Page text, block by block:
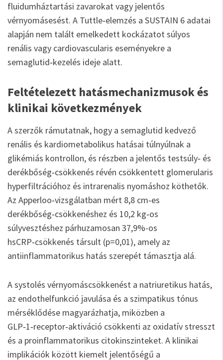
fluidumháztartási zavarokat vagy jelentős
vérnyomásesést. A Tuttle‑elemzés a SUSTAIN 6 adatai
alapján nem talált emelkedett kockázatot súlyos
renális vagy cardiovascularis eseményekre a
semaglutid‑kezelés ideje alatt.
Feltételezett hatásmechanizmusok és
klinikai következmények
A szerzők rámutatnak, hogy a semaglutid kedvező
renális és kardiometabolikus hatásai túlnyúlnak a
glikémiás kontrollon, és részben a jelentős testsúly‑ és
derékbőség‑csökkenés révén csökkentett glomerularis
hyperfiltrációhoz és intrarenalis nyomáshoz köthetők.
Az Apperloo‑vizsgálatban mért 8,8 cm‑es
derékbőség‑csökkenéshez és 10,2 kg‑os
súlyvesztéshez párhuzamosan 37,9%-os
hsCRP‑csökkenés társult (p=0,01), amely az
antiinflammatorikus hatás szerepét támasztja alá.
A systolés vérnyomáscsökkenést a natriuretikus hatás,
az endothelfunkció javulása és a szimpatikus tónus
mérséklődése magyarázhatja, miközben a
GLP‑1‑receptor‑aktiváció csökkenti az oxidatív stresszt
és a proinflammatorikus citokinszinteket. A klinikai
implikációk között kiemelt jelentőségű a